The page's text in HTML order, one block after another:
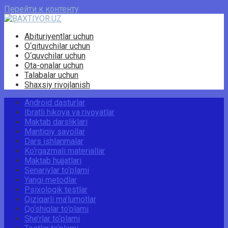
Перейти к контенту
Abituriyentlar uchun
O‘qituvchilar uchun
O‘quvchilar uchun
Ota-onalar uchun
Talabalar uchun
Shaxsiy rivojlanish
Android dasturlar
Ibratli hikoya va rivoyatlar
Maktab darsliklari
Mantiqiy savollar
Dars ishlanmalar
Ko‘rgazmali materiallar
Maktab hujjatlari
Senariylar to‘plami
Yangi metodlar
Psixologik testlar
Qiziqarli ma’lumotlar
Qo‘shiqlar to‘plami
She’rlar to‘plami